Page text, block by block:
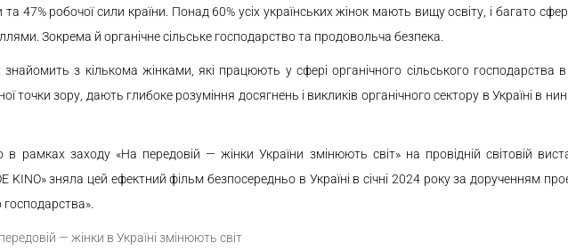
47% робочої сили країни. Понад 60% усіх українських жінок мають вищу освіту, і багато
Зокрема й органічне сільське господарство та продовольча безпека.
з кількома жінками, які працюють у сфері органічного сільського господарства в
точки зору, дають глибоке розуміння досягнень і викликів органічного сектору в Україні в
заходу «На передовій — жінки України змінюють світ» на провідній світовій
KINO» зняла цей ефектний фільм безпосередньо в Україні в січні 2024 року за дорученням
господарства».
— жінки в Україні змінюють світ